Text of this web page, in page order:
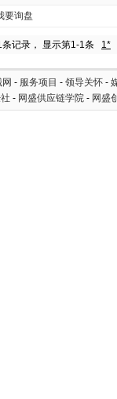
要询盘
条记录， 显示第1-1条 1*
- 服务项目 - 领导关怀 -
- 网盛供应链学院 - 网盛